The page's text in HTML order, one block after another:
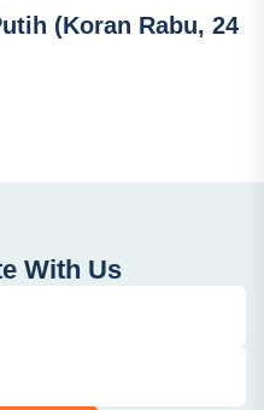
(Koran Rabu, 24
With Us